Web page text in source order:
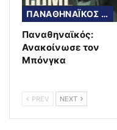
ΠΑΝΑΘΗΝΑΪΚΟΣ ΜΠΑΣΚΕΤ
Παναθηναϊκός:
Ανακοίνωσε τον
Μπόνγκα
PREV NEXT